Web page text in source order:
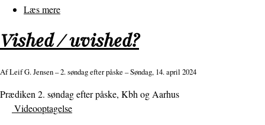
Læs mere
i
hjertet
Vished / uvished?
AfLeif G. Jensen– 2. søndag efter påske – Søndag, 14. april 2024
Prædiken 2. søndag efter påske, Kbh og Aarhus
Videooptagelse